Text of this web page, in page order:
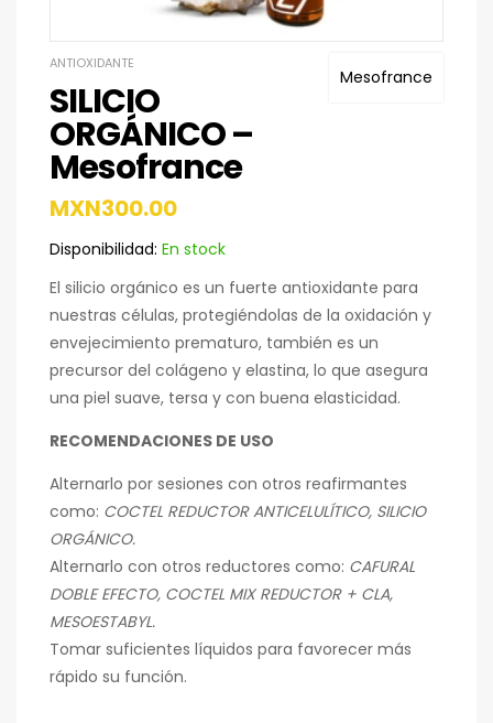
Mesofrance
ANTIOXIDANTE
SILICIO
ORGÁNICO –
Mesofrance
MXN300.00
Disponibilidad: En stock
El silicio orgánico es un fuerte antioxidante para
nuestras células, protegiéndolas de la oxidación y
envejecimiento prematuro, también es un
precursor del colágeno y elastina, lo que asegura
una piel suave, tersa y con buena elasticidad.
RECOMENDACIONES DE USO
Alternarlo por sesiones con otros reafirmantes
como: COCTEL REDUCTOR ANTICELULÍTICO, SILICIO
ORGÁNICO.
Alternarlo con otros reductores como: CAFURAL
DOBLE EFECTO, COCTEL MIX REDUCTOR + CLA,
MESOESTABYL.
Tomar suficientes líquidos para favorecer más
rápido su función.